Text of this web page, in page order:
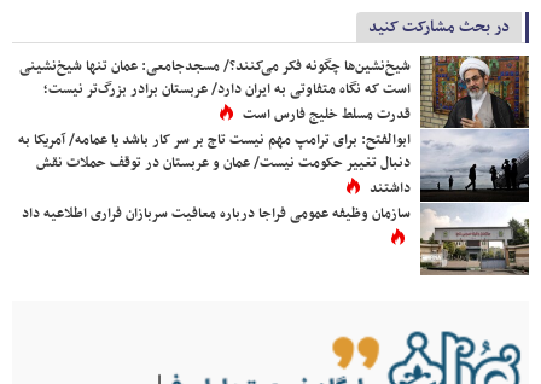
در بحث مشارکت کنید
شیخ‌نشین‌ها چگونه فکر می‌کنند؟/ مسجدجامعی: عمان تنها شیخ‌نشینی
است که نگاه متفاوتی به ایران دارد/ عربستان برادر بزرگ‌تر نیست؛
قدرت مسلط خلیج فارس است
ابوالفتح: برای ترامپ مهم نیست تاج بر سر کار باشد یا عمامه/ آمریکا به
دنبال تغییر حکومت نیست/ عمان و عربستان در توقف حملات نقش
داشتند
سازمان وظیفه عمومی فراجا درباره معافیت سربازان فراری اطلاعیه داد